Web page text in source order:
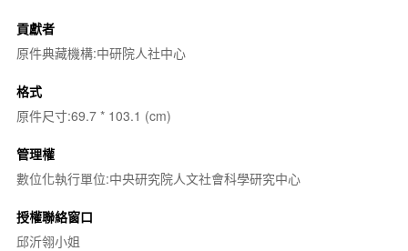
貢獻者
原件典藏機構:中研院人社中心
格式
原件尺寸:69.7 * 103.1 (cm)
管理權
數位化執行單位:中央研究院人文社會科學研究中心
授權聯絡窗口
邱沂翎小姐